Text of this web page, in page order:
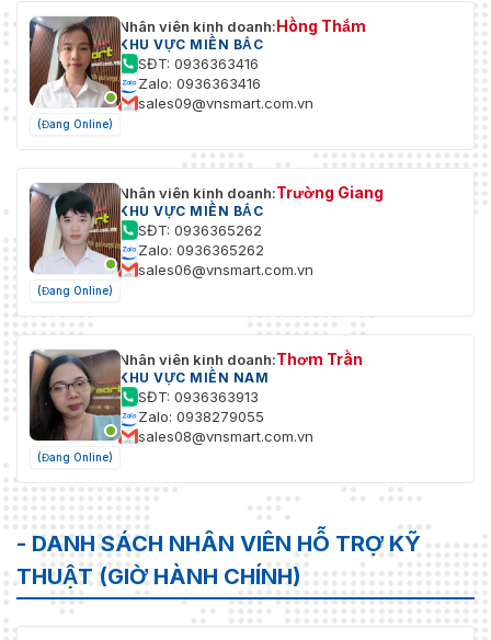
(Đang Online)
Nhân viên kinh doanh:Hồng Thắm
KHU VỰC MIỀN BẮC
SĐT: 0936363416
Zalo: 0936363416
sales09@vnsmart.com.vn
(Đang Online)
Nhân viên kinh doanh:Trường Giang
KHU VỰC MIỀN BẮC
SĐT: 0936365262
Zalo: 0936365262
sales06@vnsmart.com.vn
(Đang Online)
Nhân viên kinh doanh:Thơm Trần
KHU VỰC MIỀN NAM
SĐT: 0936363913
Zalo: 0938279055
sales08@vnsmart.com.vn
- DANH SÁCH NHÂN VIÊN HỖ TRỢ KỸ
THUẬT (GIỜ HÀNH CHÍNH)